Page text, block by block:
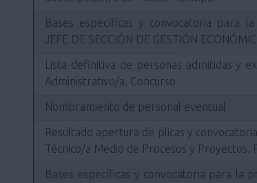
Bases específicas y convocatoria para
JEFE DE SECCIÓN DE GESTIÓN
Lista definitiva de personas admitidas y
Administrativo/a. Concurso
Nombramiento de personal eventual
Resultado apertura de plicas y
Técnico/a Medio de Procesos y Proyectos.
Bases específicas y convocatoria para la